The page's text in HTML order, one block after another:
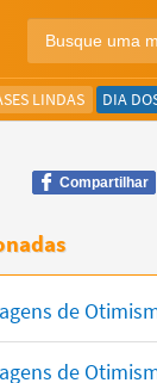
LINDAS DIA
Compartilhar
de
de